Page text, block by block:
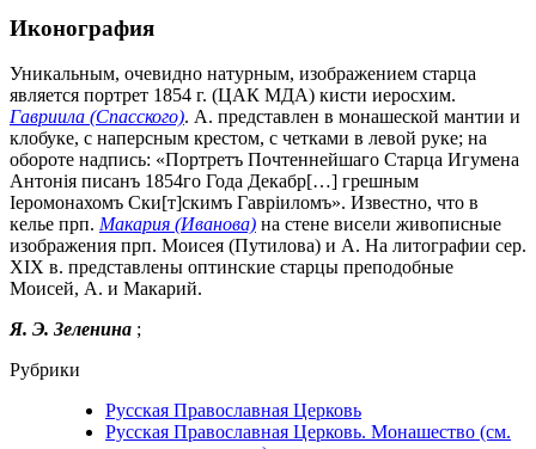
Иконография
Уникальным, очевидно натурным, изображением старца
является портрет 1854 г. (ЦАК МДА) кисти иеросхим.
Гавриила (Спасского). А. представлен в монашеской мантии и
клобуке, с наперсным крестом, с четками в левой руке; на
обороте надпись: «Портретъ Почтеннейшаго Старца Игумена
Антонiя писанъ 1854го Года Декабр[…] грешным
Iеромонахомъ Ски[т]скимъ Гаврiиломъ». Известно, что в
келье прп. Макария (Иванова) на стене висели живописные
изображения прп. Моисея (Путилова) и А. На литографии сер.
XIX в. представлены оптинские старцы преподобные
Моисей, А. и Макарий.
Я. Э. Зеленина ;
Рубрики
Русская Православная Церковь
Русская Православная Церковь. Монашество (см.